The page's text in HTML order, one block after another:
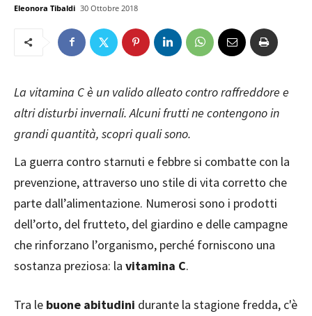
Eleonora Tibaldi 30 Ottobre 2018
La vitamina C è un valido alleato contro raffreddore e
altri disturbi invernali. Alcuni frutti ne contengono in
grandi quantità, scopri quali sono.
La guerra contro starnuti e febbre si combatte con la
prevenzione, attraverso uno stile di vita corretto che
parte dall’alimentazione. Numerosi sono i prodotti
dell’orto, del frutteto, del giardino e delle campagne
che rinforzano l’organismo, perché forniscono una
sostanza preziosa: la vitamina C.
Tra le buone abitudini durante la stagione fredda, c'è